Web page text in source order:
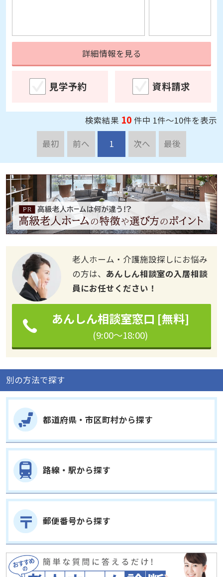
見学予約
検索結果 10件中 1件～10件を表示
前へ 1 次へ 最後
老人ホーム・介護施設探しにお悩み
員にお任せください！
あんしん相談室窓口 [無料]
都道府県・市区町村から探す
路線・駅から探す
郵便番号から探す